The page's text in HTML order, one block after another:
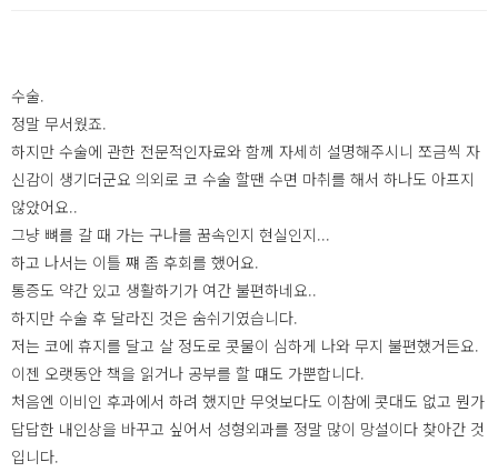
수술.
정말 무서웠죠.
하지만 수술에 관한 전문적인자료와 함께 자세히 설명해주시니 쪼금씩 자
신감이 생기더군요 의외로 코 수술 할땐 수면 마취를 해서 하나도 아프지
않았어요..
그냥 뼈를 갈 때 가는 구나를 꿈속인지 현실인지...
하고 나서는 이틀 쨰 좀 후회를 했어요.
통증도 약간 있고 생활하기가 여간 불편하네요..
하지만 수술 후 달라진 것은 숨쉬기였습니다.
저는 코에 휴지를 달고 살 정도로 콧물이 심하게 나와 무지 불편했거든요.
이젠 오랫동안 책을 읽거나 공부를 할 떄도 가뿐합니다.
처음엔 이비인 후과에서 하려 했지만 무엇보다도 이참에 콧대도 없고 뭔가
답답한 내인상을 바꾸고 싶어서 성형외과를 정말 많이 망설이다 찾아간 것
입니다.